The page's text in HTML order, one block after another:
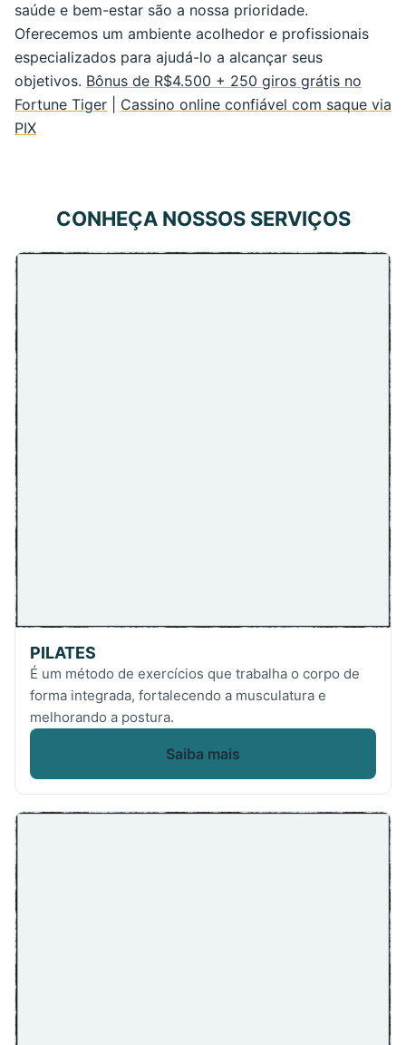
saúde e bem-estar são a nossa prioridade.
Oferecemos um ambiente acolhedor e profissionais
especializados para ajudá-lo a alcançar seus
objetivos. Bônus de R$4.500 + 250 giros grátis no
Fortune Tiger
Cassino online confiável com saque via
PIX
CONHEÇA NOSSOS SERVIÇOS
PILATES
É um método de exercícios que trabalha o corpo de
forma integrada, fortalecendo a musculatura e
melhorando a postura.
Saiba mais